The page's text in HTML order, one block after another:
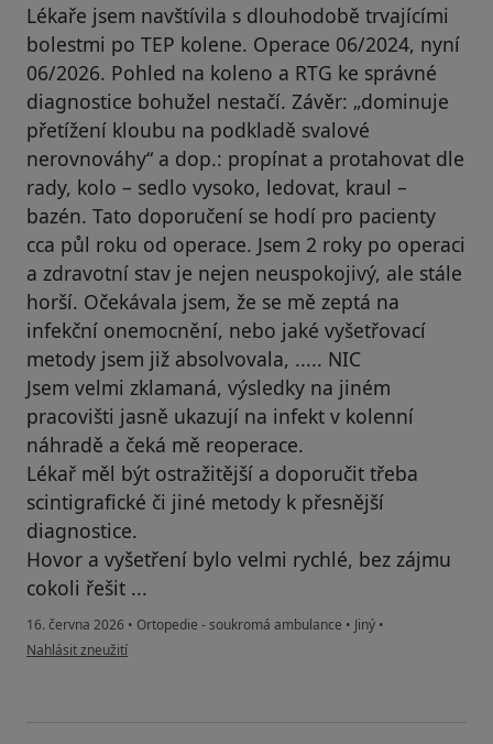
Lékaře jsem navštívila s dlouhodobě trvajícími
bolestmi po TEP kolene. Operace 06/2024, nyní
06/2026. Pohled na koleno a RTG ke správné
diagnostice bohužel nestačí. Závěr: „dominuje
přetížení kloubu na podkladě svalové
nerovnováhy“ a dop.: propínat a protahovat dle
rady, kolo – sedlo vysoko, ledovat, kraul –
bazén. Tato doporučení se hodí pro pacienty
cca půl roku od operace. Jsem 2 roky po operaci
a zdravotní stav je nejen neuspokojivý, ale stále
horší. Očekávala jsem, že se mě zeptá na
infekční onemocnění, nebo jaké vyšetřovací
metody jsem již absolvovala, ..... NIC
Jsem velmi zklamaná, výsledky na jiném
pracovišti jasně ukazují na infekt v kolenní
náhradě a čeká mě reoperace.
Lékař měl být ostražitější a doporučit třeba
scintigrafické či jiné metody k přesnější
diagnostice.
Hovor a vyšetření bylo velmi rychlé, bez zájmu
cokoli řešit ...
16. června 2026 • Ortopedie - soukromá ambulance • Jiný •
podle názoru uživatele Iva Junková
Nahlásit zneužití